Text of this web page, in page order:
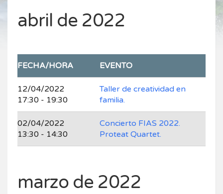
abril de 2022
FECHA/HORA EVENTO
12/04/2022
17:30 - 19:30
Taller de creatividad en
familia.
02/04/2022
13:30 - 14:30
Concierto FIAS 2022.
Proteat Quartet.
marzo de 2022